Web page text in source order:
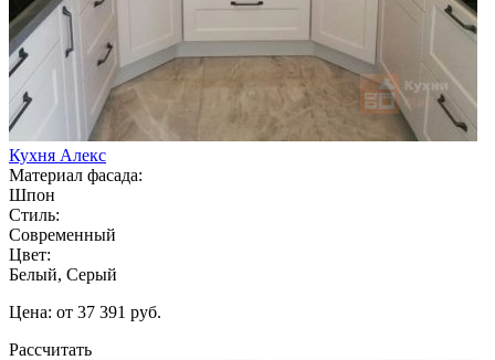
Кухня Алекс
Материал фасада:
Шпон
Стиль:
Современный
Цвет:
Белый, Серый
Цена: от 37 391 руб.
Рассчитать